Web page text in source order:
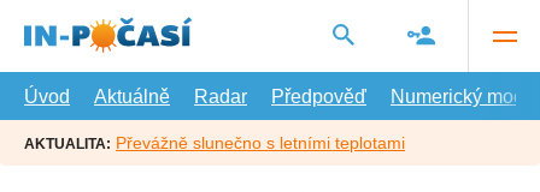
hlavní
Úvod
Aktuálně Radar Předpověď Numerický model
AKTUALITA: Převážně slunečno s letními teplotami